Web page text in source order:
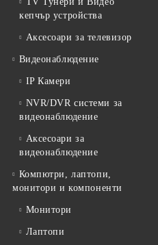
кепчър устройства
Аксесоари за телевизор
Видеонаблюдение
IP Камери
NVR/DVR системи за
видеонаблюдение
Аксесоари за
видеонаблюдение
Компютри, лаптопи,
монитори и компоненти
Монитори
Лаптопи